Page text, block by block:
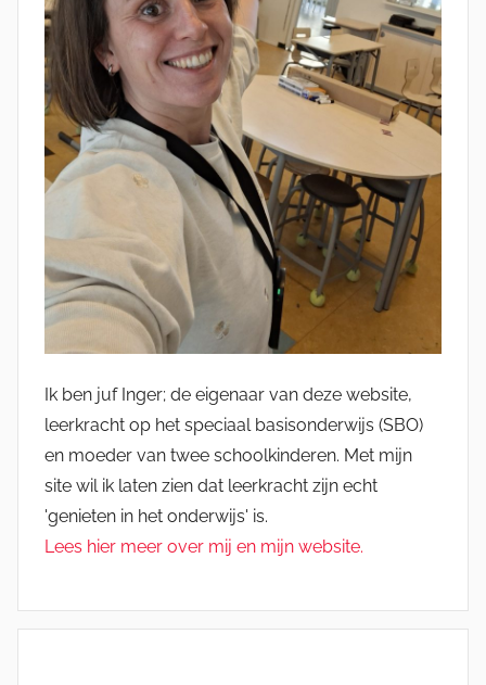
Ik ben juf Inger; de eigenaar van deze website,
leerkracht op het speciaal basisonderwijs (SBO)
en moeder van twee schoolkinderen. Met mijn
site wil ik laten zien dat leerkracht zijn echt
'genieten in het onderwijs' is.
Lees hier meer over mij en mijn website.